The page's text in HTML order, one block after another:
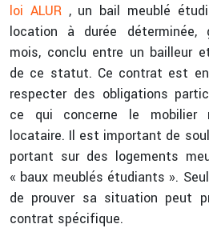
loi ALUR , un bail meublé
location à durée déterminée,
mois, conclu entre un bailleur
de ce statut. Ce contrat est
respecter des obligations
ce qui concerne le mobilier
locataire. Il est important de
portant sur des logements
« baux meublés étudiants ».
de prouver sa situation peut
contrat spécifique.